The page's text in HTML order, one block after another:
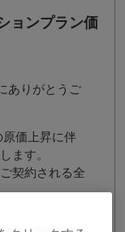
ョンプラン価
ありがとうご
価上昇に伴
ます。
契約される全
更されない限